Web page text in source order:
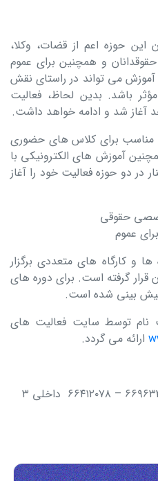
حوزه اعم از قضات، وکلا،
و همچنین برای عموم
می تواند در راستای نقش
باشد. بدین لحاظ، فعالیت
آغاز شد و ادامه خواهد داشت.
مناسب برای کلاس های حضوری
آموزش های الکترونیکی با
در دو حوزه فعالیت خود را آغاز
حقوقی
عموم
و کارگاه های متعددی برگزار
قرار گرفته است. برای دوره های
پیش بینی شده است.
نام توسط سایت فعالیت های
ارائه می گردد.